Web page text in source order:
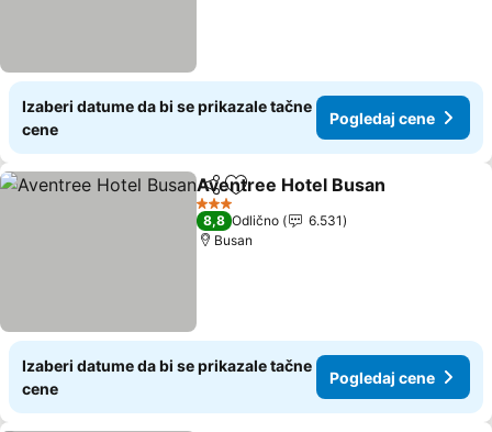
Izaberi datume da bi se prikazale tačne
cene
Pogledaj cene
Deli Dodati u favorite
Aventree Hotel Busan
3 Zvezdice
8,8 Odlično
6.531
Busan
Izaberi datume da bi se prikazale tačne
cene
Pogledaj cene